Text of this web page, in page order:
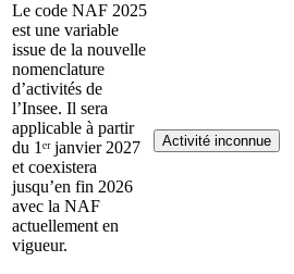
Le code NAF 2025
est une variable
issue de la nouvelle
nomenclature
d’activités de
l’Insee. Il sera
applicable à partir
du 1ᵉʳ janvier 2027
et coexistera
jusqu’en fin 2026
avec la NAF
actuellement en
vigueur.
Activité inconnue